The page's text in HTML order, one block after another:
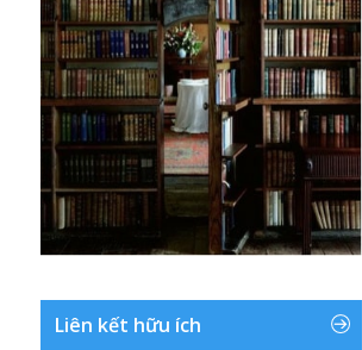
Liên kết hữu ích